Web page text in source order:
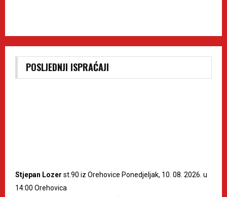
POSLJEDNJI ISPRAĆAJI
Stjepan Lozer st.90 iz Orehovice Ponedjeljak, 10. 08. 2026. u
14:00 Orehovica